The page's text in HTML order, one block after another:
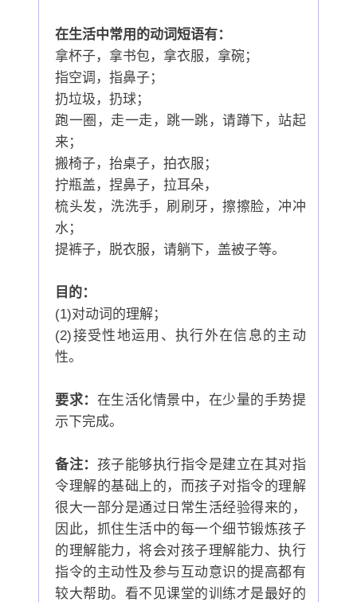
在生活中常用的动词短语有：
拿杯子，拿书包，拿衣服，拿碗；
指空调，指鼻子；
扔垃圾，扔球；
跑一圈，走一走，跳一跳，请蹲下，站起
来；
搬椅子，抬桌子，拍衣服；
拧瓶盖，捏鼻子，拉耳朵，
梳头发，洗洗手，刷刷牙，擦擦脸，冲冲
水；
提裤子，脱衣服，请躺下，盖被子等。
目的：
(1)对动词的理解；
(2)接受性地运用、执行外在信息的主动
性。
要求： 在生活化情景中，在少量的手势提
示下完成。
备注： 孩子能够执行指令是建立在其对指
令理解的基础上的，而孩子对指令的理解
很大一部分是通过日常生活经验得来的，
因此，抓住生活中的每一个细节锻炼孩子
的理解能力，将会对孩子理解能力、执行
指令的主动性及参与互动意识的提高都有
较大帮助。看不见课堂的训练才是最好的